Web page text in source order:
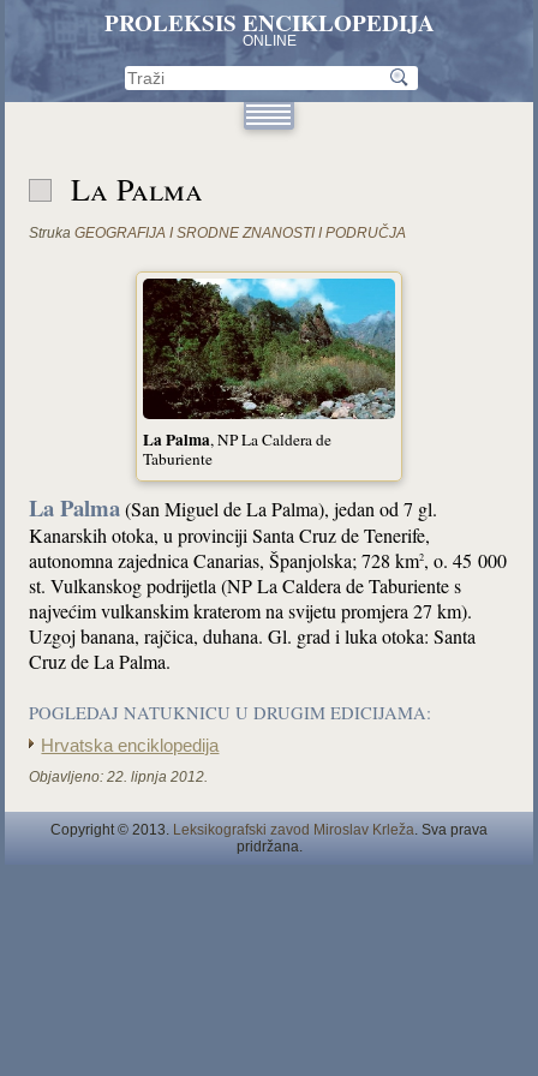
PROLEKSIS ENCIKLOPEDIJA
ONLINE
La Palma
Struka GEOGRAFIJA I SRODNE ZNANOSTI I PODRUČJA
La Palma, NP La Caldera de
Taburiente
La Palma(San Miguel de La Palma), jedan od 7 gl.
Kanarskih otoka, u provinciji Santa Cruz de Tenerife,
autonomna zajednica Canarias, Španjolska; 728 km2, o. 45 000
st. Vulkanskog podrijetla (NP La Caldera de Taburiente s
najvećim vulkanskim kraterom na svijetu promjera 27 km).
Uzgoj banana, rajčica, duhana. Gl. grad i luka otoka: Santa
Cruz de La Palma.
POGLEDAJ NATUKNICU U DRUGIM EDICIJAMA:
Hrvatska enciklopedija
Objavljeno: 22. lipnja 2012.
Copyright © 2013. Leksikografski zavod Miroslav Krleža. Sva prava
pridržana.